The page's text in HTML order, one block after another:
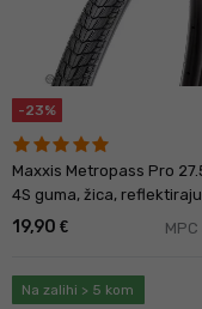
-23%
Maxxis Metropass Pro
4S guma, žica,
19,90 €
Na zalihi > 5 kom